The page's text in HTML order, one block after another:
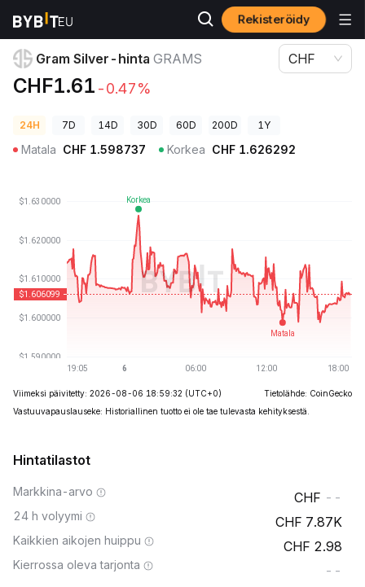
Rekisteröidy
Kryptohinnat Gram Silver-hinta GRAMS
Gram Silver-hinta GRAMS
CHF1.61 -0.47%
CHF
24H 7D 14D 30D 60D 200D 1Y
Matala CHF 1.598737 Korkea CHF 1.626292
Viimeksi päivitetty: 2026-08-06 18:59:32 (UTC+0)
Tietolähde: CoinGecko
Vastuuvapauslauseke: Historiallinen tuotto ei ole tae tulevasta kehityksestä.
Hintatilastot
Markkina-arvo --
24 h volyymi 7.87K
Kaikkien aikojen huippu 2.98
Kierrossa oleva tarjonta --